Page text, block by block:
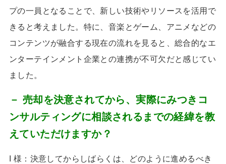
プの一員となることで、新しい技術やリソースを活用で
きると考えました。特に、音楽とゲーム、アニメなどの
コンテンツが融合する現在の流れを見ると、総合的なエ
ンターテインメント企業との連携が不可欠だと感じてい
ました。
－ 売却を決意されてから、実際にみつきコ
ンサルティングに相談されるまでの経緯を教
えていただけますか？
I 様：決意してからしばらくは、どのように進めるべき